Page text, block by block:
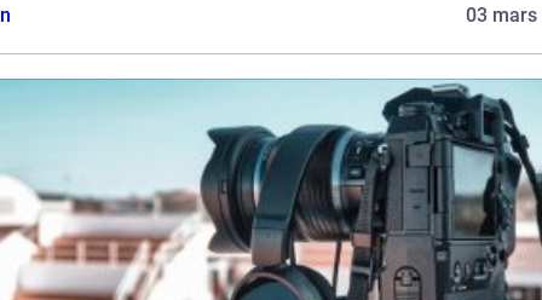
03 mars